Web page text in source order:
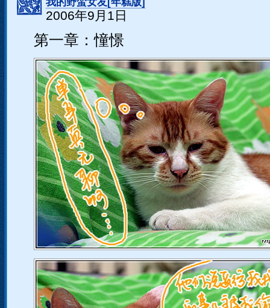
2006年9月1日
第一章：憧憬